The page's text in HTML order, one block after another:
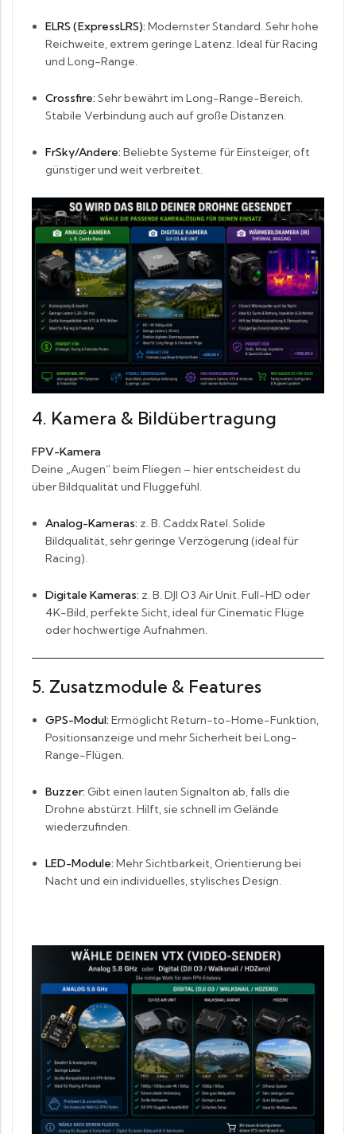
ELRS (ExpressLRS): Modernster Standard. Sehr hohe
Reichweite, extrem geringe Latenz. Ideal für Racing
und Long-Range.
Crossfire: Sehr bewährt im Long-Range-Bereich.
Stabile Verbindung auch auf große Distanzen.
FrSky/Andere: Beliebte Systeme für Einsteiger, oft
günstiger und weit verbreitet.
4. Kamera & Bildübertragung
FPV-Kamera
Deine „Augen“ beim Fliegen – hier entscheidest du
über Bildqualität und Fluggefühl.
Analog-Kameras: z. B. Caddx Ratel. Solide
Bildqualität, sehr geringe Verzögerung (ideal für
Racing).
Digitale Kameras: z. B. DJI O3 Air Unit. Full-HD oder
4K-Bild, perfekte Sicht, ideal für Cinematic Flüge
oder hochwertige Aufnahmen.
5. Zusatzmodule & Features
GPS-Modul: Ermöglicht Return-to-Home-Funktion,
Positionsanzeige und mehr Sicherheit bei Long-
Range-Flügen.
Buzzer: Gibt einen lauten Signalton ab, falls die
Drohne abstürzt. Hilft, sie schnell im Gelände
wiederzufinden.
LED-Module: Mehr Sichtbarkeit, Orientierung bei
Nacht und ein individuelles, stylisches Design.